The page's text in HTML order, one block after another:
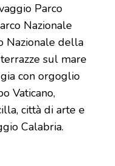
Parco
Nazionale
Nazionale della
sul mare
con orgoglio
Vaticano,
città di arte e
Calabria.